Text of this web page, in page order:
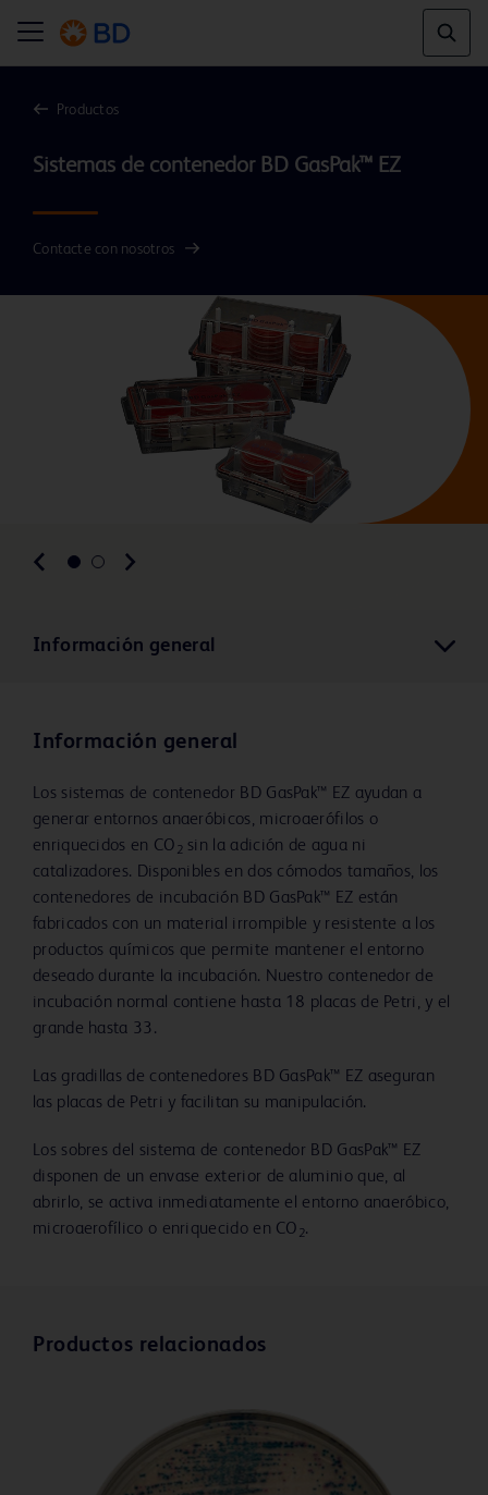
Productos
Contacte con nosotros
Información general
Información general
Los sistemas de contenedor BD GasPak™ EZ ayudan a
generar entornos anaeróbicos, microaerófilos o
enriquecidos en CO 2sin la adición de agua ni
catalizadores. Disponibles en dos cómodos tamaños, los
contenedores de incubación BD GasPak™ EZ están
fabricados con un material irrompible y resistente a los
productos químicos que permite mantener el entorno
deseado durante la incubación. Nuestro contenedor de
incubación normal contiene hasta 18 placas de Petri, y el
grande hasta 33.
Las gradillas de contenedores BD GasPak™ EZ aseguran
las placas de Petri y facilitan su manipulación.
Los sobres del sistema de contenedor BD GasPak™ EZ
disponen de un envase exterior de aluminio que, al
abrirlo, se activa inmediatamente el entorno anaeróbico,
microaerofílico o enriquecido en CO 2.
Productos relacionados